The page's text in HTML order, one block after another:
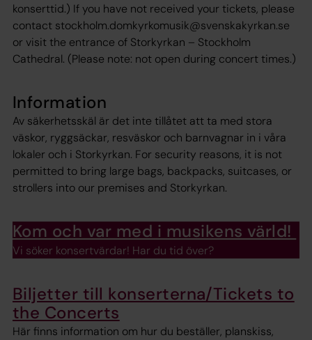
konserttid.) If you have not received your tickets, please
contact stockholm.domkyrkomusik@svenskakyrkan.se
or visit the entrance of Storkyrkan – Stockholm
Cathedral. (Please note: not open during concert times.)
Information
Av säkerhetsskäl är det inte tillåtet att ta med stora
väskor, ryggsäckar, resväskor och barnvagnar in i våra
lokaler och i Storkyrkan. For security reasons, it is not
permitted to bring large bags, backpacks, suitcases, or
strollers into our premises and Storkyrkan.
Kom och var med i musikens värld!
Vi söker konsertvärdar! Har du tid över?
Biljetter till konserterna/Tickets to
the Concerts
Här finns information om hur du beställer, planskiss,